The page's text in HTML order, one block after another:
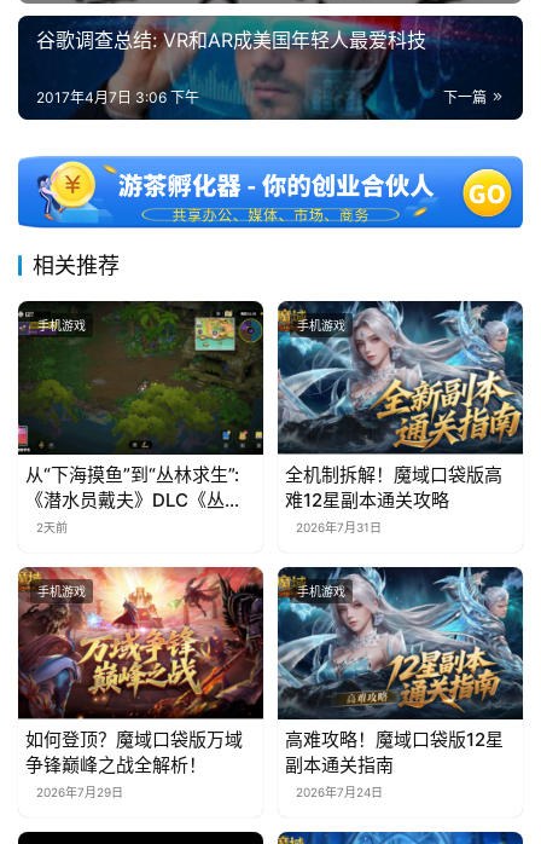
谷歌调查总结: VR和AR成美国年轻人最爱科技
下一篇
2017年4月7日 3:06 下午
相关推荐
手机游戏
从“下海摸鱼”到“丛林求生”:
《潜水员戴夫》DLC《丛
林》移动端定档8月14日
2天前
手机游戏
全机制拆解！魔域口袋版高
难12星副本通关攻略
2026年7月31日
手机游戏
如何登顶？魔域口袋版万域
争锋巅峰之战全解析！
2026年7月29日
手机游戏
高难攻略！魔域口袋版12星
副本通关指南
2026年7月24日